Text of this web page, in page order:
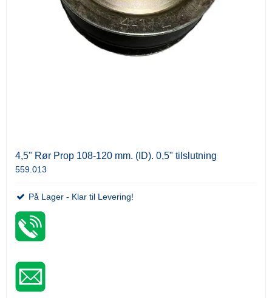
4,5" Rør Prop 108-120 mm. (ID). 0,5" tilslutning
559.013
På Lager - Klar til Levering!